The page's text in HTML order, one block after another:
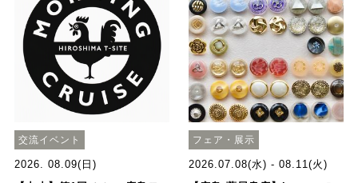
交流イベント
2026. 08.09(日)
フェア・展示
2026.07.08(水) - 08.11(火)